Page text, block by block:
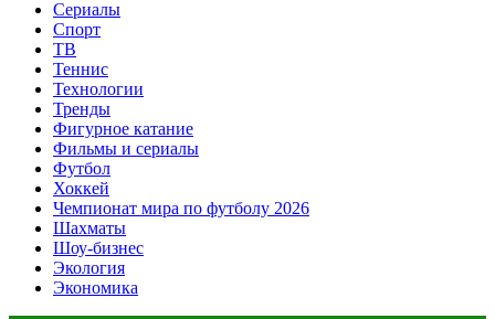
Сериалы
Спорт
ТВ
Теннис
Технологии
Тренды
Фигурное катание
Фильмы и сериалы
Футбол
Хоккей
Чемпионат мира по футболу 2026
Шахматы
Шоу-бизнес
Экология
Экономика